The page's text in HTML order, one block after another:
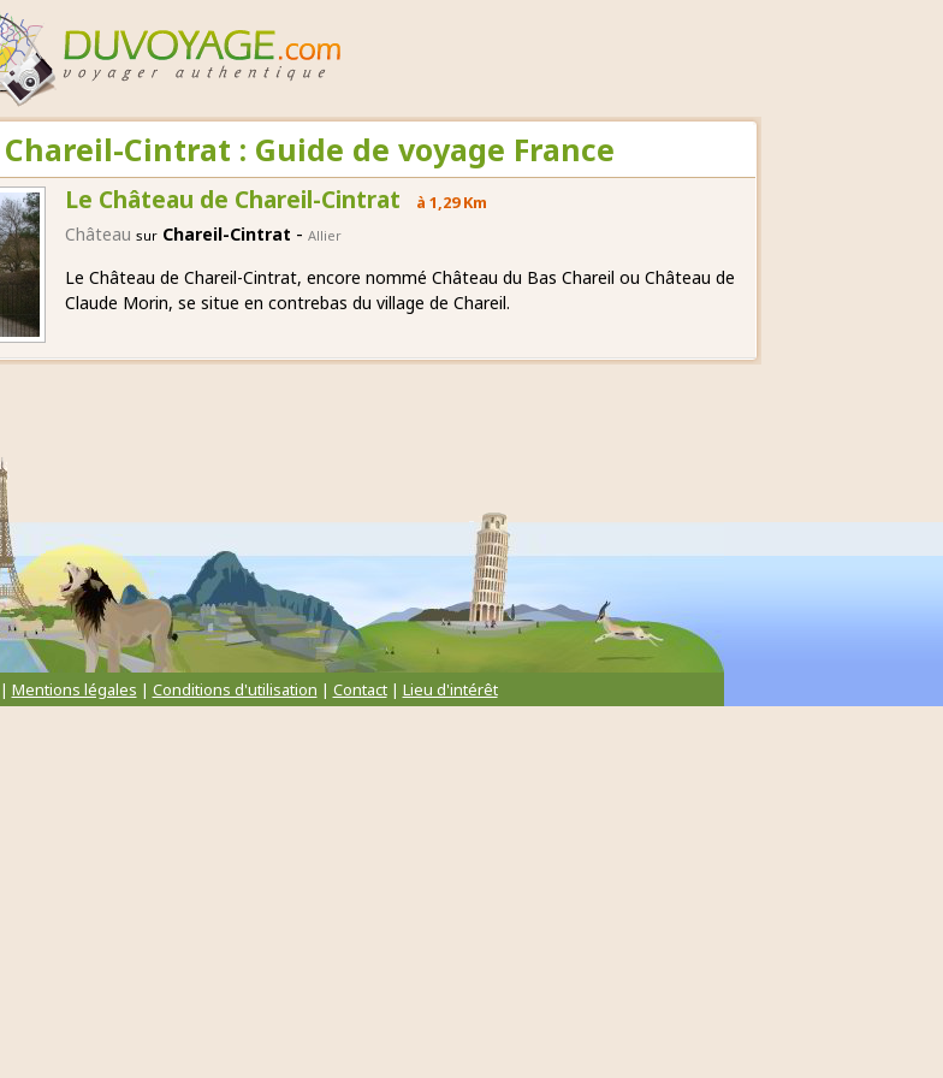
Cintrat : Guide de voyage France
Le Château de Chareil-Cintrat à 1,29 Km
Château sur Chareil-Cintrat - Allier
Le Château de Chareil-Cintrat, encore nommé Château du Bas Chareil ou Château de
Claude Morin, se situe en contrebas du village de Chareil.
Mentions légales | Conditions d'utilisation | Contact| Lieu d'intérêt